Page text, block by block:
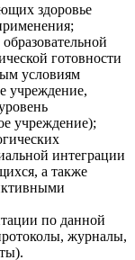
здоровье
готовности
условиям
учреждение,
учреждение);
интеграции
а также
по данной
журналы,